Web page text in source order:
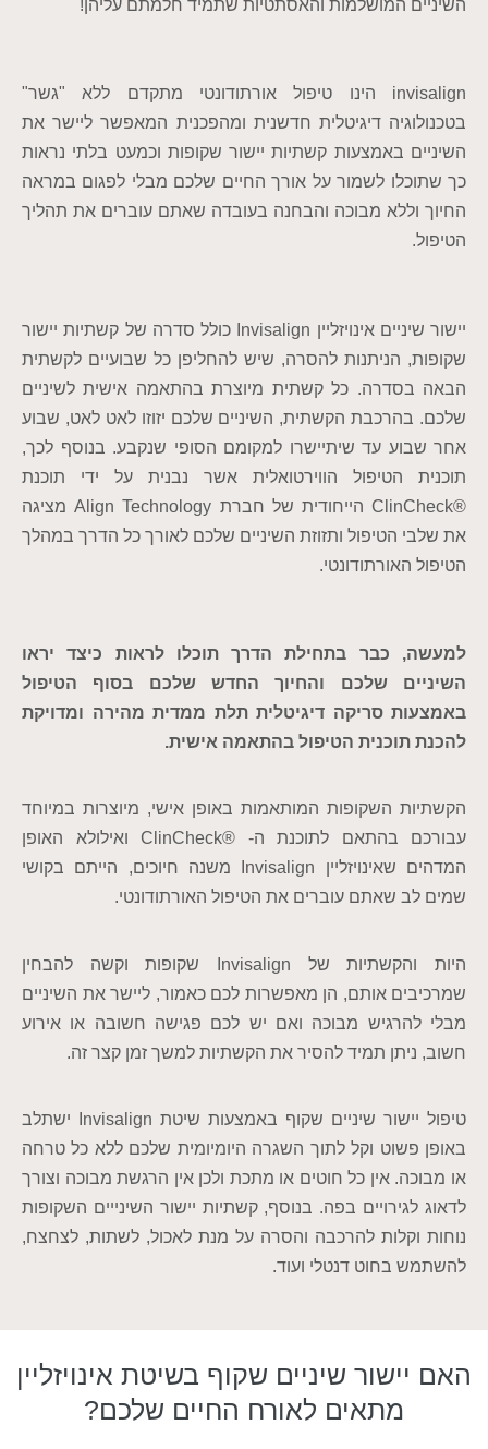
השיניים המושלמות והאסתטיות שתמיד חלמתם עליהן!
invisalign הינו טיפול אורתודונטי מתקדם ללא "גשר"
בטכנולוגיה דיגיטלית חדשנית ומהפכנית המאפשר ליישר את
השיניים באמצעות קשתיות יישור שקופות וכמעט בלתי נראות
כך שתוכלו לשמור על אורך החיים שלכם מבלי לפגום במראה
החיוך וללא מבוכה והבחנה בעובדה שאתם עוברים את תהליך
הטיפול.
יישור שיניים אינויזליין Invisalign כולל סדרה של קשתיות יישור
שקופות, הניתנות להסרה, שיש להחליפן כל שבועיים לקשתית
הבאה בסדרה. כל קשתית מיוצרת בהתאמה אישית לשיניים
שלכם. בהרכבת הקשתית, השיניים שלכם יזוזו לאט לאט, שבוע
אחר שבוע עד שיתיישרו למקומם הסופי שנקבע. בנוסף לכך,
תוכנית הטיפול הווירטואלית אשר נבנית על ידי תוכנת
®ClinCheck הייחודית של חברת Align Technology מציגה
את שלבי הטיפול ותזוזת השיניים שלכם לאורך כל הדרך במהלך
הטיפול האורתודונטי.
למעשה, כבר בתחילת הדרך תוכלו לראות כיצד יראו
השיניים שלכם והחיוך החדש שלכם בסוף הטיפול
באמצעות סריקה דיגיטלית תלת ממדית מהירה ומדויקת
להכנת תוכנית הטיפול בהתאמה אישית.
הקשתיות השקופות המותאמות באופן אישי, מיוצרות במיוחד
עבורכם בהתאם לתוכנת ה- ®ClinCheck ואילולא האופן
המדהים שאינויזליין Invisalign משנה חיוכים, הייתם בקושי
שמים לב שאתם עוברים את הטיפול האורתודונטי.
היות והקשתיות של Invisalign שקופות וקשה להבחין
שמרכיבים אותם, הן מאפשרות לכם כאמור, ליישר את השיניים
מבלי להרגיש מבוכה ואם יש לכם פגישה חשובה או אירוע
חשוב, ניתן תמיד להסיר את הקשתיות למשך זמן קצר זה.
טיפול יישור שיניים שקוף באמצעות שיטת Invisalign ישתלב
באופן פשוט וקל לתוך השגרה היומיומית שלכם ללא כל טרחה
או מבוכה. אין כל חוטים או מתכת ולכן אין הרגשת מבוכה וצורך
לדאוג לגירויים בפה. בנוסף, קשתיות יישור השינייים השקופות
נוחות וקלות להרכבה והסרה על מנת לאכול, לשתות, לצחצח,
להשתמש בחוט דנטלי ועוד.
האם יישור שיניים שקוף בשיטת אינויזליין
מתאים לאורח החיים שלכם?